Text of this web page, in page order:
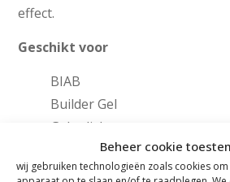
Beheer cookie
wij gebruiken technologieën zoals cookies
effect.
Geschikt voor
BIAB
Builder Gel
Gelpolish
PowerGel
Acryl